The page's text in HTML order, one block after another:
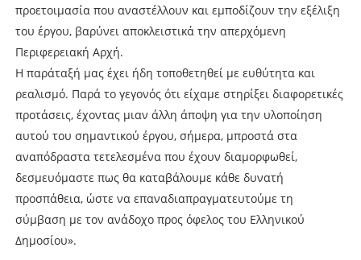
προετοιμασία που αναστέλλουν και εμποδίζουν την εξέλιξη
του έργου, βαρύνει αποκλειστικά την απερχόμενη
Περιφερειακή Αρχή.
Η παράταξή μας έχει ήδη τοποθετηθεί με ευθύτητα και
ρεαλισμό. Παρά το γεγονός ότι είχαμε στηρίξει διαφορετικές
προτάσεις, έχοντας μιαν άλλη άποψη για την υλοποίηση
αυτού του σημαντικού έργου, σήμερα, μπροστά στα
αναπόδραστα τετελεσμένα που έχουν διαμορφωθεί,
δεσμευόμαστε πως θα καταβάλουμε κάθε δυνατή
προσπάθεια, ώστε να επαναδιαπραγματευτούμε τη
σύμβαση με τον ανάδοχο προς όφελος του Ελληνικού
Δημοσίου».